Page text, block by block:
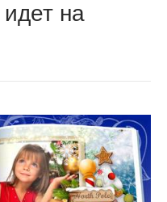
на